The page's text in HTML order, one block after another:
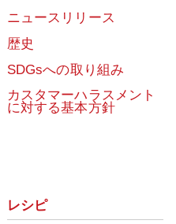
ニュースリリース
歴史
SDGsへの取り組み
カスタマーハラスメント
に対する基本方針
レシピ